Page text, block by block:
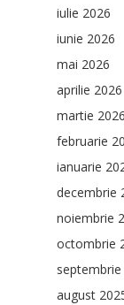
iulie 2026
iunie 2026
mai 2026
aprilie 2026
martie 2026
februarie
ianuarie
decembrie
noiembrie
octombrie
septembrie
august